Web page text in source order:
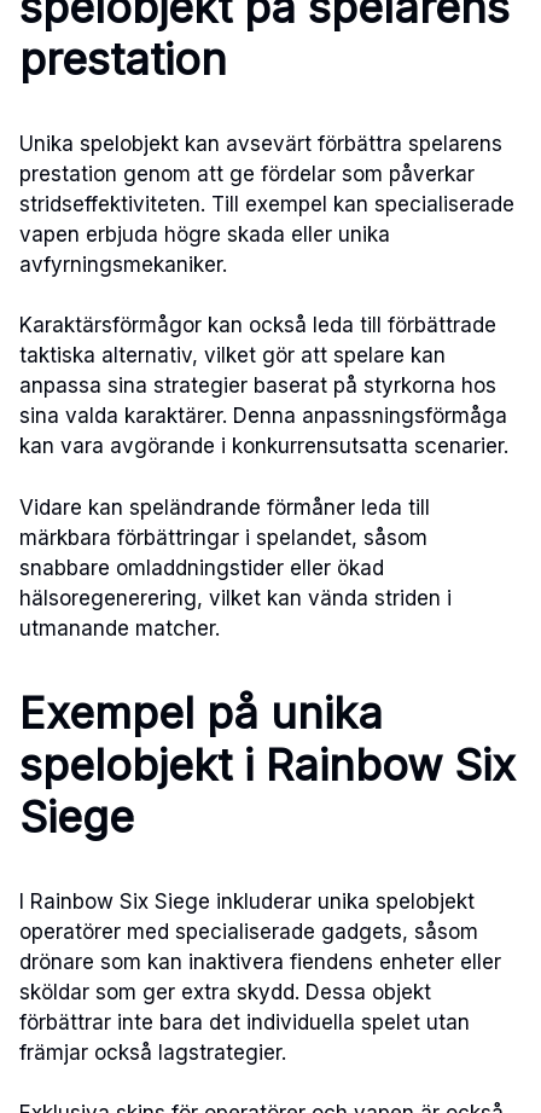
prestation
Unika spelobjekt kan avsevärt förbättra spelarens
prestation genom att ge fördelar som påverkar
stridseffektiviteten. Till exempel kan specialiserade
vapen erbjuda högre skada eller unika
avfyrningsmekaniker.
Karaktärsförmågor kan också leda till förbättrade
taktiska alternativ, vilket gör att spelare kan
anpassa sina strategier baserat på styrkorna hos
sina valda karaktärer. Denna anpassningsförmåga
kan vara avgörande i konkurrensutsatta scenarier.
Vidare kan speländrande förmåner leda till
märkbara förbättringar i spelandet, såsom
snabbare omladdningstider eller ökad
hälsoregenerering, vilket kan vända striden i
utmanande matcher.
Exempel på unika
spelobjekt i Rainbow Six
Siege
I Rainbow Six Siege inkluderar unika spelobjekt
operatörer med specialiserade gadgets, såsom
drönare som kan inaktivera fiendens enheter eller
sköldar som ger extra skydd. Dessa objekt
förbättrar inte bara det individuella spelet utan
främjar också lagstrategier.